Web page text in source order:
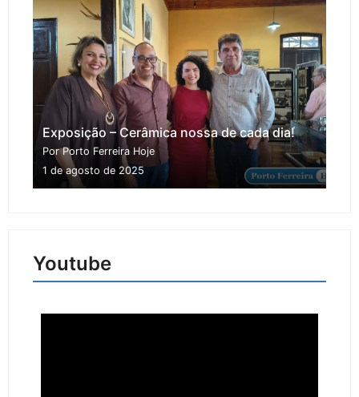
Exposição – Cerâmica nossa de cada dia!
Por Porto Ferreira Hoje
1 de agosto de 2025
Youtube